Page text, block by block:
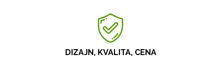
DIZAJN, KVALITA, CENA